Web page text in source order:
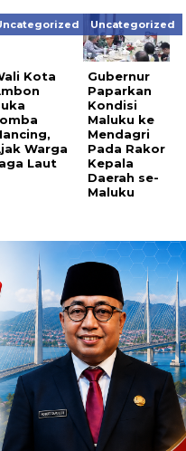
Kota
Warga
Laut
Uncategorized
Gubernur
Paparkan
Kondisi
Maluku ke
Mendagri
Pada Rakor
Kepala
Daerah se-
Maluku